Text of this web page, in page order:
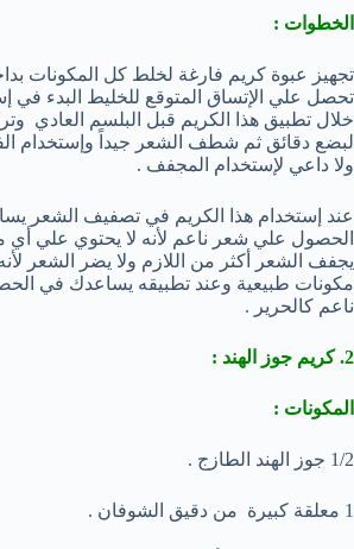
الخطوات :
تجهيز عبوة كريم فارغة لخلط كل المكونات
تحصل علي الإتساق المتوقع للخليط البدء في
خلال تطبيق هذا الكريم قبل البلسم العادي
لبضع دقائق ثم شطف الشعر جيداً وإستخدام
ولا داعي لإستخدام المجفف .
عند إستخدام هذا الكريم في تصفيف الشعر
الحصول علي شعر ناعم لأنه لا يحتوي علي أي
يجفف الشعر أكثر من اللازم ولا يضر الشعر
مكونات طبيعية وعند تطبيقه يساعدك في
ناعم كالحرير .
2. كريم جوز الهند :
المكونات :
1/2 جوز الهند الطازج .
1 معلقة كبيرة من دقيق الشوفان .